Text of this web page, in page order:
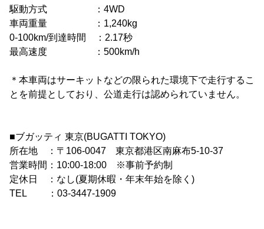
駆動方式 ：4WD
車両重量 ：1,240kg
0-100km/到達時間 ：2.17秒
最高速度 ：500km/h
＊本車両はサーキットなどの限られた環境下で走行するこ
とを前提としており、公道走行は認められていません。
■ブガッティ 東京(BUGATTI TOKYO)
所在地 ：〒106-0047 東京都港区南麻布5-10-37
営業時間：10:00-18:00 ※事前予約制
定休日 ：なし(夏期休暇・年末年始を除く)
TEL ：03-3447-1909